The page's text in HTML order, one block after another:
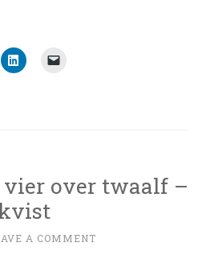
over twaalf –
A COMMENT